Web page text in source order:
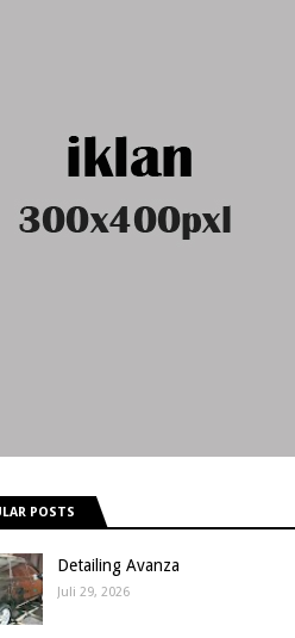
POSTS
Detailing Avanza
Juli 29, 2026